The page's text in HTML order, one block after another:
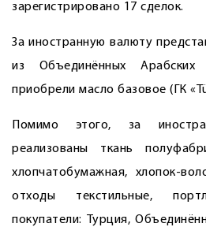
зарегистрировано 17 сделок.
За иностранную валюту
из Объединённых
приобрели масло базовое (ГК
Помимо этого, за
реализованы ткань
хлопчатобумажная, хлопок-
отходы текстильные,
покупатели: Турция,